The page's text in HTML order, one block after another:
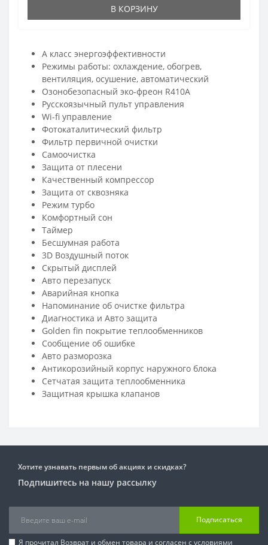
В КОРЗИНУ
A класс энергоэффективности
Режимы работы: охлаждение, обогрев,
вентиляция, осушение, автоматический
Озонобезопасный эко-фреон R410A
Русскоязычный пульт управления
Wi-fi управление
Фотокаталитический фильтр
Фильтр первичной очистки
Самоочистка
Защита от плесени
Качественный компрессор
Защита от сквозняка
Режим турбо
Комфортный сон
Таймер
Бесшумная работа
3D Воздушный поток
Скрытый дисплей
Авто перезапуск
Аварийная кнопка
Напоминание об очистке фильтра
Диагностика и Авто защита
Golden fin покрытие теплообменников
Сообщение об ошибке
Авто разморозка
Антикорозийный корпус наружнoго блока
Cетчатая защита теплообменника
Защитная крышка клапанов
Хотите узнавать первым об акциях и скидках?
Подпишитесь на нашу рассылку
Подписаться
Я прочитал Возврат и обмен товара и согласен с условиями